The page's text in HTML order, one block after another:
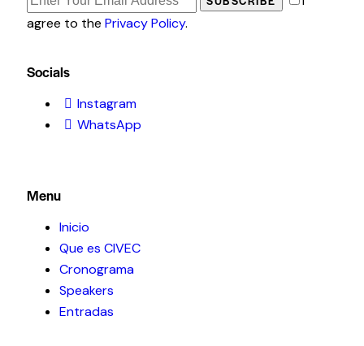
agree to the Privacy Policy.
Socials
Instagram
WhatsApp
Menu
Inicio
Que es CIVEC
Cronograma
Speakers
Entradas